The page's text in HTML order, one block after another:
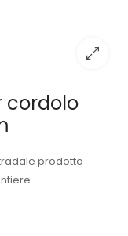
cordolo
prodotto